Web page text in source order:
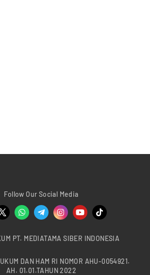
Follow Our Social Media
PT. MEDIATAMA SIBER INDONESIA
DAN HAM RI NOMOR AHU-0054921.
AH. 01.01.TAHUN 2022